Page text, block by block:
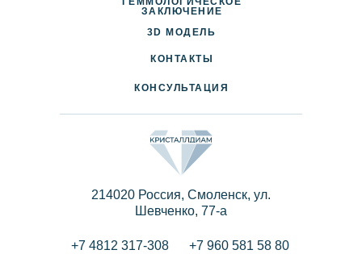
214020 Россия, Смоленск, ул.
Шевченко, 77-a
+7 4812 317-308 +7 960 581 58 80
КОНТАКТЫ
ДОСТАВКА И ОПЛАТА
ПАРТНЕРАМ
3D МОДЕЛЬ
КОНСУЛЬТАЦИЯ
ЗАКЛЮЧЕНИЕ